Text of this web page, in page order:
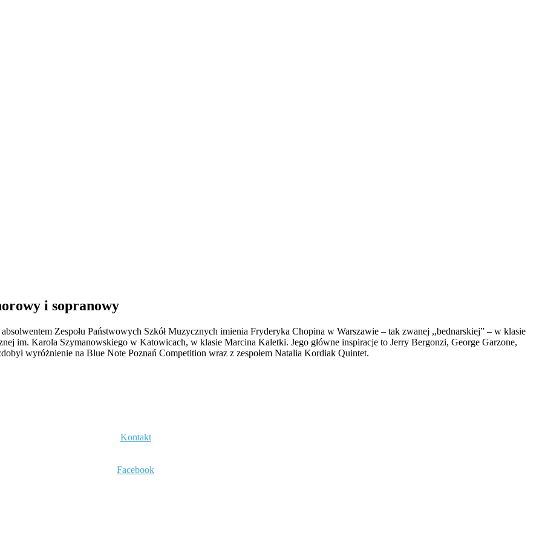
i sopranowy
Zespołu Państwowych Szkół Muzycznych imienia Fryderyka Chopina w Warszawie – tak zwanej ,,bednarskiej” – w klasie
im. Karola Szymanowskiego w Katowicach, w klasie Marcina Kaletki. Jego główne inspiracje to Jerry Bergonzi, George Garzone,
wyróżnienie na Blue Note Poznań Competition wraz z zespołem Natalia Kordiak Quintet.
Kontakt
Facebook